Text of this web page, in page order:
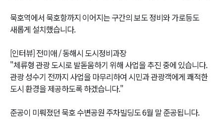
묵호역에서 묵호항까지 이어지는 구간의 보도 정비와 가로등도
새롭게 설치했습니다.
[인터뷰] 전미애 / 동해시 도시정비과장
"체류형 관광 도시로 발돋움하기 위해 사업을 추진 중에 있습니다.
관광 성수기 전까지 사업을 마무리하여 시민과 관광객에게 쾌적한
도시 환경을 제공하도록 하겠습니다."
준공이 미뤄졌던 묵호 수변공원 주차빌딩도 6월 말 준공됩니다.